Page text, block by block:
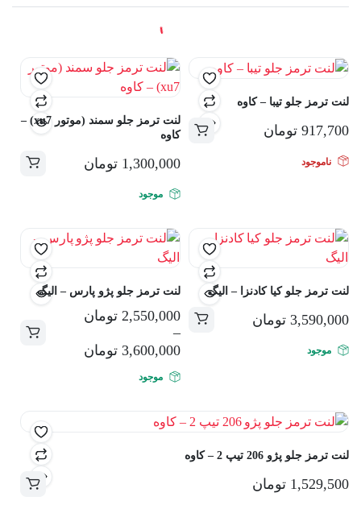
لنت ترمز جلو تیبا – کاوه
917,700 تومان
ناموجود
لنت ترمز جلو سمند (موتور xu7) –
کاوه
1,300,000 تومان
موجود
لنت ترمز جلو کیا کادنزا – الیگ
3,590,000 تومان
موجود
لنت ترمز جلو پژو پارس – الیگ
2,550,000 تومان
–
3,600,000 تومان
محصول
دارای
مختلفی
موجود
لنت ترمز جلو پژو 206 تیپ 2 – کاوه
1,529,500 تومان